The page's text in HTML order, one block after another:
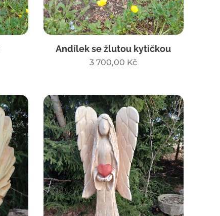
Andílek se žlutou kytičkou
3 700,00 Kč